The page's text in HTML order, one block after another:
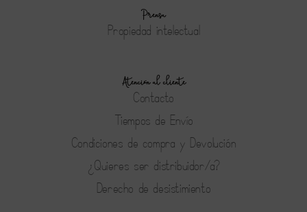
Prensa
Propiedad intelectual
Atención al cliente
Contacto
Tiempos de Envío
Condiciones de compra y Devolución
¿Quieres ser distribuidor/a?
Derecho de desistimiento